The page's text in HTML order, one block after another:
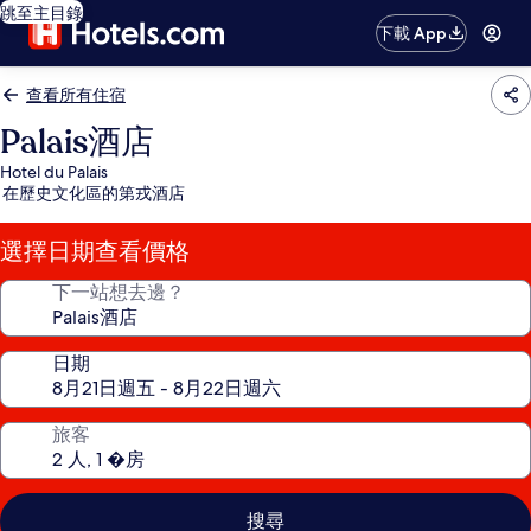
跳至主目錄
下載 App
查看所有住宿
Palais酒店
Hotel du Palais
在歷史文化區的第戎酒店
選擇日期查看價格
下一站想去邊？
日期
旅客
搜尋